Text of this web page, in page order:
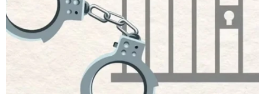
Cảnh sát thông báo một vụ tấn công bằng dao
lúc sáng sớm 3/2 (giờ địa phương) tại nhà ga xe
lửa Gare de Lyon ở thủ đô Paris của Pháp đã
khiến 3 người bị thương.